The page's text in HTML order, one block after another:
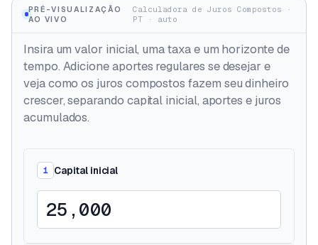
PRÉ-VISUALIZAÇÃO
AO VIVO
Calculadora de Juros Compostos ·
PT· auto